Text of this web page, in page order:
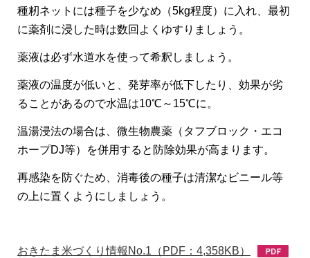
種籾ネットには種子を少なめ（5kg程度）に入れ、最初
に薬剤に浸した時は数回よくゆすりましょう。
薬液は必ず水道水を使って希釈しましょう。
薬液の温度が低いと、発芽率が低下したり、効果が劣
ることがあるので水温は10℃～15℃に。
温湯浸法の場合は、微生物農薬（タフブロック・エコ
ホープDJ等）を併用すると防除効果が高まります。
再感染を防ぐため、消毒後の種子は清潔なビニール等
の上に置くようにしましょう。
おきたま米づくり情報No.1（PDF：4,358KB）